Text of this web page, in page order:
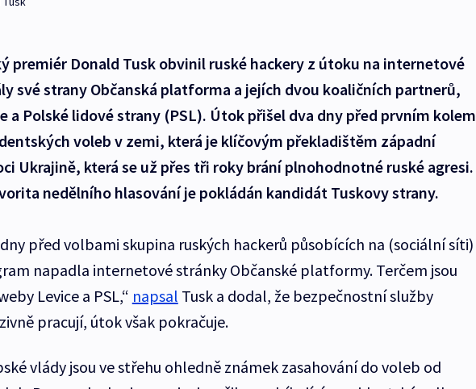
premiér Donald Tusk obvinil ruské hackery z útoku na internetové
své strany Občanská platforma a jejích dvou koaličních partnerů,
a Polské lidové strany (PSL). Útok přišel dva dny před prvním kolem
voleb v zemi, která je klíčovým překladištěm západní
Ukrajině, která se už přes tři roky brání plnohodnotné ruské agresi.
nedělního hlasování je pokládán kandidát Tuskovy strany.
před volbami skupina ruských hackerů působících na (sociální síti)
napadla internetové stránky Občanské platformy. Terčem jsou
Levice a PSL,“ napsal Tusk a dodal, že bezpečnostní služby
pracují, útok však pokračuje.
vlády jsou ve střehu ohledně známek zasahování do voleb od